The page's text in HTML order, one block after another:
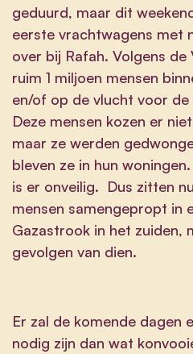
geduurd, maar dit
eerste vrachtwagens met
over bij Rafah. Volgens
ruim 1 miljoen mensen
en/of op de vlucht voor
Deze mensen kozen er
maar ze werden
bleven ze in hun
is er onveilig. Dus zitten
mensen samengepropt in
Gazastrook in het zuiden,
gevolgen van dien.
Er zal de komende dagen
nodig zijn dan wat